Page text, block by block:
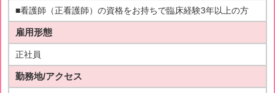
■看護師（正看護師）の資格をお持ちで臨床経験3年以上の方
雇用形態
正社員
勤務地/アクセス